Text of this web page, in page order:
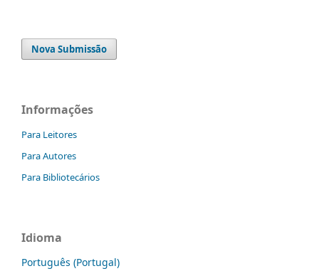
Nova Submissão
Informações
Para Leitores
Para Autores
Para Bibliotecários
Idioma
Português (Portugal)